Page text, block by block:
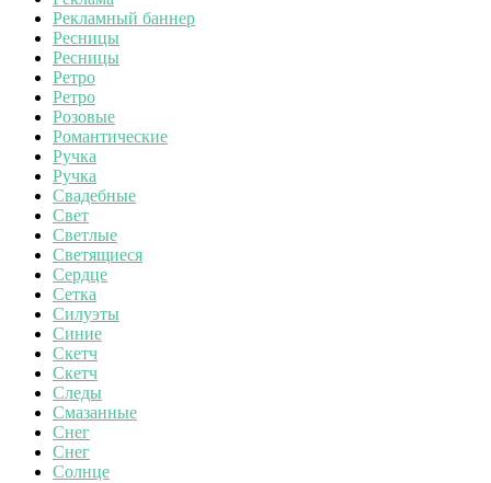
Рекламный баннер
Ресницы
Ресницы
Ретро
Ретро
Розовые
Романтические
Ручка
Ручка
Свадебные
Свет
Светлые
Светящиеся
Сердце
Сетка
Силуэты
Синие
Скетч
Скетч
Следы
Смазанные
Снег
Снег
Солнце